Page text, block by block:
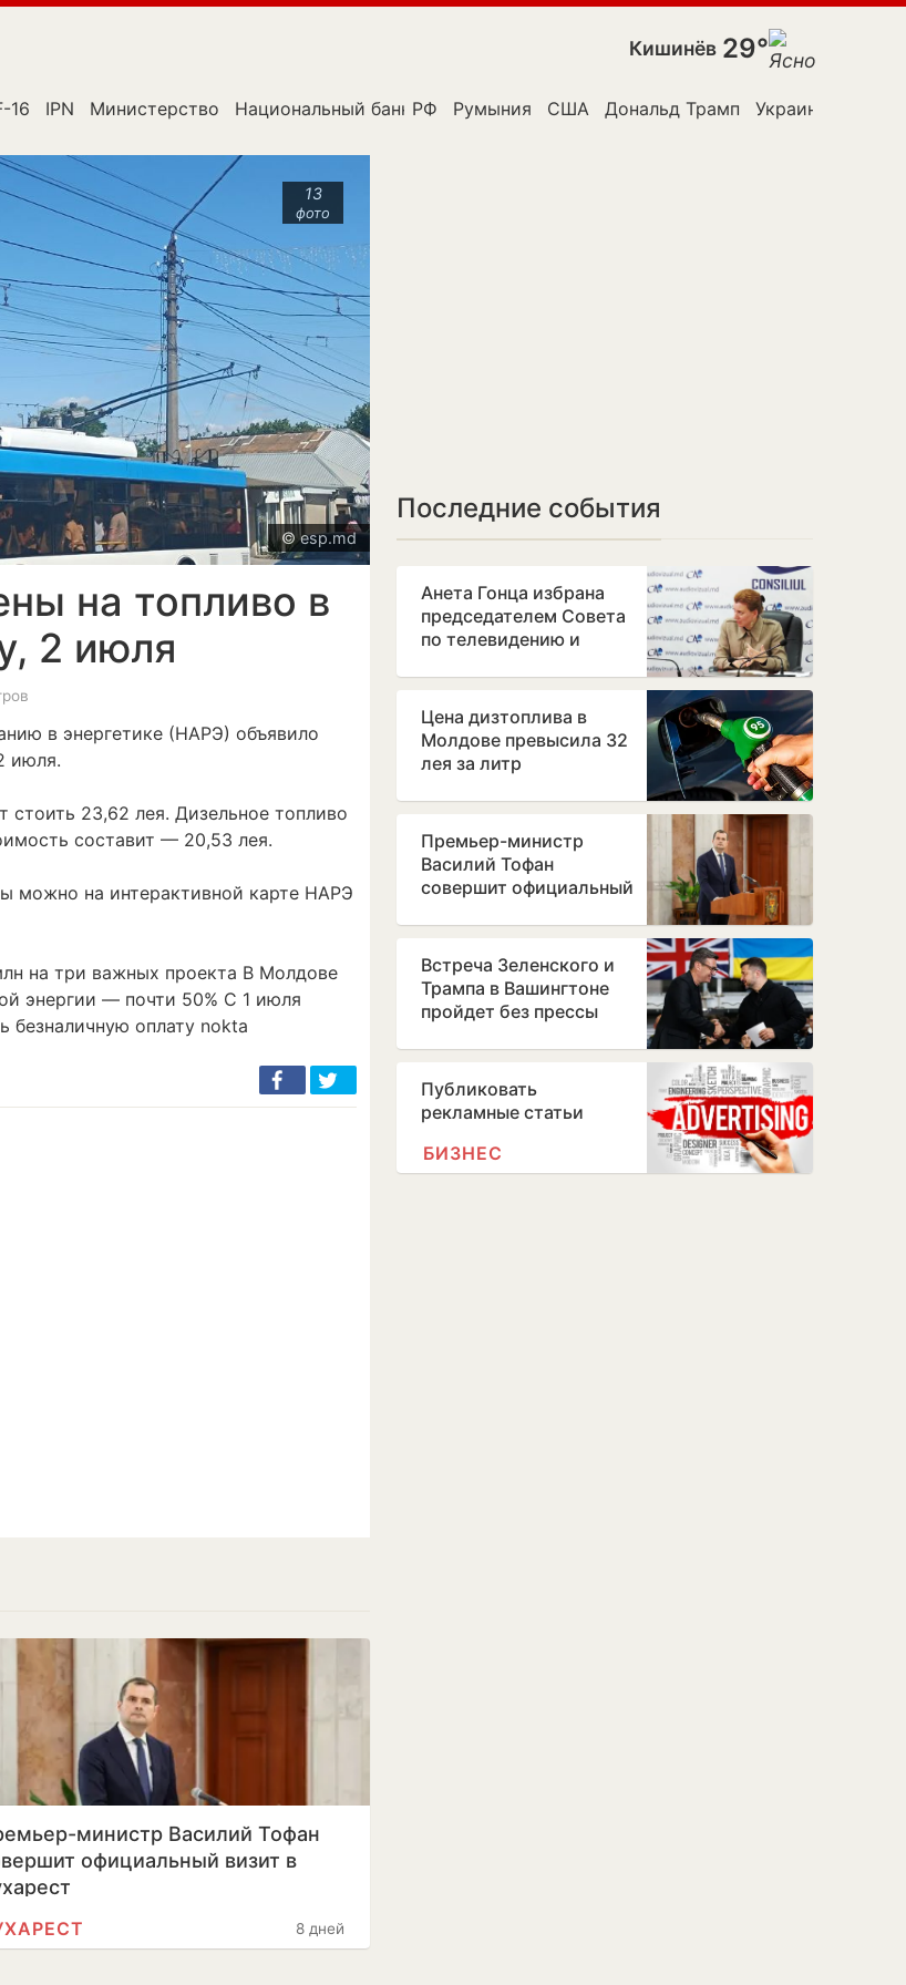
Кишинёв 29°
16 IPN Министерство Национальный банк Молдовы
РФ Румыния США Дональд Трамп Украина
13
фото
© esp.md
на топливо в
2 июля
в энергетике (НАРЭ) объявило
июля.
стоить 23,62 лея. Дизельное топливо
составит — 20,53 лея.
можно на интерактивной карте НАРЭ
на три важных проекта В Молдове
энергии — почти 50% С 1 июля
безналичную оплату nokta
министр Василий Тофан
официальный визит в
8 дней
Последние события
Анета Гонца избрана
председателем Совета
по телевидению и
Лилианы Вицу
Цена дизтоплива в
Молдове превысила 32
лея за литр
Премьер-министр
Василий Тофан
совершит официальный
Встреча Зеленского и
Трампа в Вашингтоне
пройдет без прессы
Публиковать
рекламные статьи
БИЗНЕС